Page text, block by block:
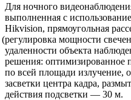
Для ночного
выполненная с
Hikvision, прямоугольная
(регулировка мощности
удаленности объекта
решения: оптимизированное
по всей площади излучение,
засветки центра кадра,
действия подсветки — 30 м.